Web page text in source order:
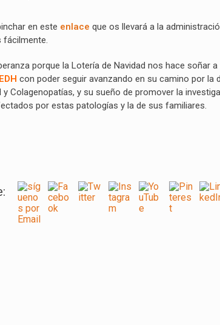
en este enlace que os llevará a la
fácilmente.
porque la Lotería de Navidad nos hace soñar
con poder seguir avanzando en su camino por la
y Colagenopatías, y su sueño de promover la
por estas patologías y la de sus familiares.